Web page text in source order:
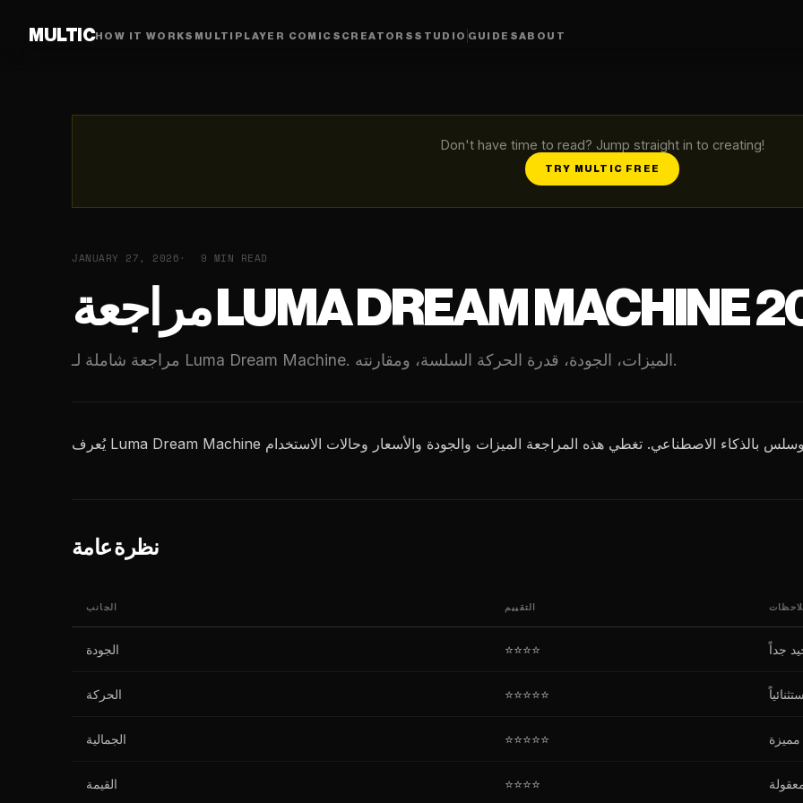
MULTICHOW IT WORKS MULTIPLAYER COMICS CREATORS STUDIO GUIDESABOUT
Don't have time to read? Jump straight in to creating!
TRY MULTIC FREE
JANUARY 27, 2026 9 MIN READ
مراجعة شاملة لـ Luma Dream Machine. الميزات، الجودة، قدرة الحركة السلسة، ومقارنته.
نظرة عامة
الجانب التقييم
الجودة ⭐⭐⭐⭐ جداً
الحركة ⭐⭐⭐⭐⭐
الجمالية ⭐⭐⭐⭐⭐ مميزة
القيمة ⭐⭐⭐⭐